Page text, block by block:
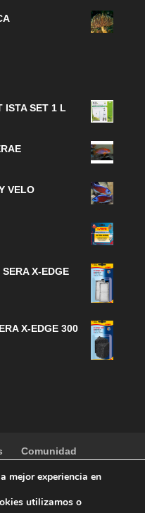
ISTA SET 1 L
VELO
X-EDGE
X-EDGE 300
Comunidad
mejor experiencia en
utilizamos o